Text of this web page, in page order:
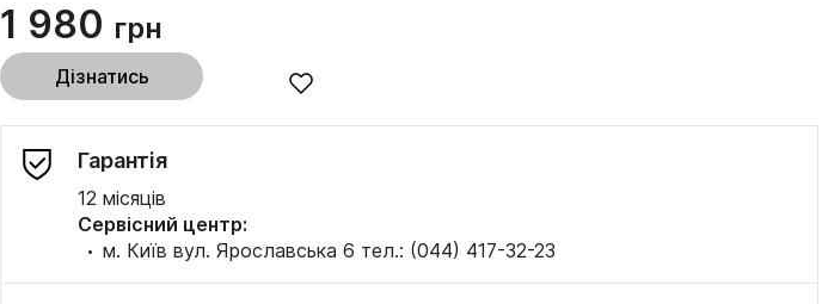
1 980 грн
Дізнатись
Гарантія
12 місяців
Сервісний центр:
·м. Київ вул. Ярославська 6 тел.: (044) 417-32-23